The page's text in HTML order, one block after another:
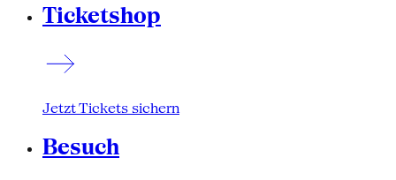
Ticketshop
Jetzt Tickets sichern
Besuch